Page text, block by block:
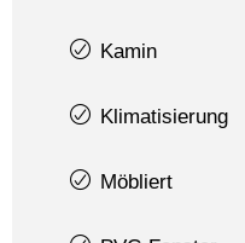
Kamin
Klimatisierung
Möbliert